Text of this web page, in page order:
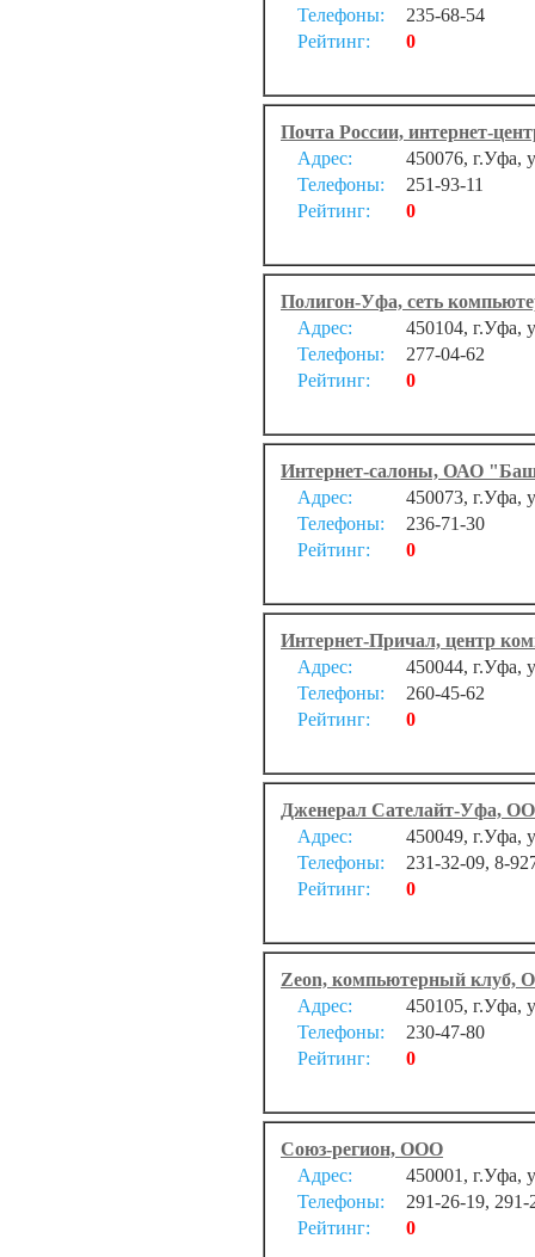
Телефоны:
235-68-54
Рейтинг:
0
Почта России, интернет-
Адрес:
450076, г.Уфа,
Телефоны:
251-93-11
Рейтинг:
0
Полигон-Уфа, сеть
Адрес:
450104, г.Уфа,
Телефоны:
277-04-62
Рейтинг:
0
Интернет-салоны, ОАО
Адрес:
450073, г.Уфа,
Телефоны:
236-71-30
Рейтинг:
0
Интернет-Причал, центр
Адрес:
450044, г.Уфа,
Телефоны:
260-45-62
Рейтинг:
0
Дженерал Сателайт-Уфа,
Адрес:
450049, г.Уфа,
Телефоны:
231-32-09, 8-
Рейтинг:
0
Zeon, компьютерный клуб,
Адрес:
450105, г.Уфа,
Телефоны:
230-47-80
Рейтинг:
0
Союз-регион, ООО
Адрес:
450001, г.Уфа,
Телефоны:
291-26-19, 291-
Рейтинг:
0